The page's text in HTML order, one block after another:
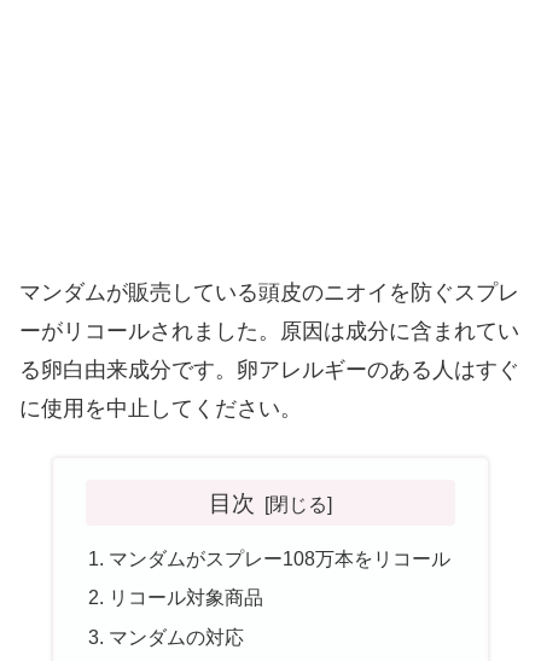
マンダムが販売している頭皮のニオイを防ぐスプレ
ーがリコールされました。原因は成分に含まれてい
る卵白由来成分です。卵アレルギーのある人はすぐ
に使用を中止してください。
目次
マンダムがスプレー108万本をリコール
リコール対象商品
マンダムの対応